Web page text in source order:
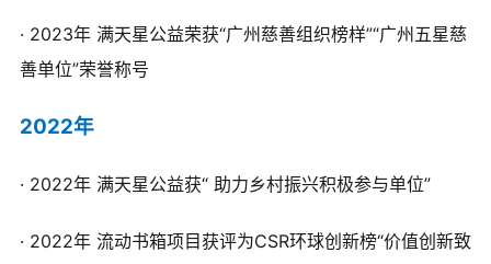
· 2023年 满天星公益荣获“广州慈善组织榜样”“广州五星慈
善单位”荣誉称号
2022年
· 2022年 满天星公益获“ 助力乡村振兴积极参与单位”
· 2022年 流动书箱项目获评为CSR环球创新榜“价值创新致